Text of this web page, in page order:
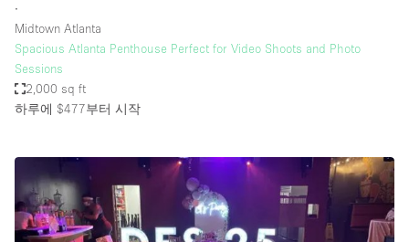
∙
Midtown Atlanta
Spacious Atlanta Penthouse Perfect for Video Shoots and Photo
Sessions
2,000 sq ft
하루에 $477부터 시작